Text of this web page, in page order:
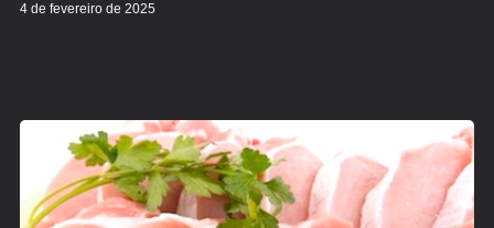
4 de fevereiro de 2025